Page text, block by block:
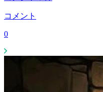
コメント
0